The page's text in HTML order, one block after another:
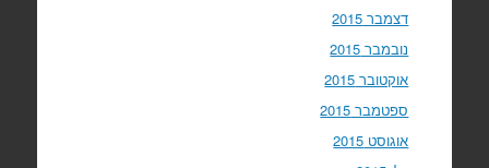
דצמבר 2015
נובמבר 2015
אוקטובר 2015
ספטמבר 2015
אוגוסט 2015